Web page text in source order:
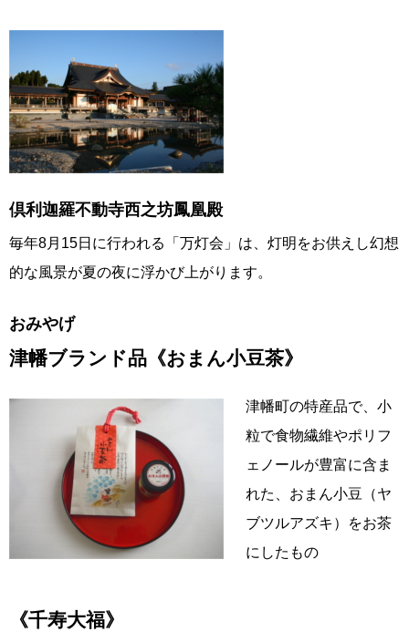
倶利迦羅不動寺西之坊鳳凰殿
毎年8月15日に行われる「万灯会」は、灯明をお供えし幻想
的な風景が夏の夜に浮かび上がります。
おみやげ
津幡ブランド品《おまん小豆茶》
津幡町の特産品で、小
粒で食物繊維やポリフ
ェノールが豊富に含ま
れた、おまん小豆（ヤ
ブツルアズキ）をお茶
にしたもの
《千寿大福》